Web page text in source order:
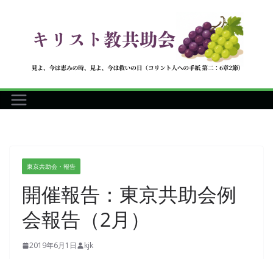
へ
ス
東京共助会・報告
開催報告：東京共助会例
会報告（2月）
2019年6月1日 kjk